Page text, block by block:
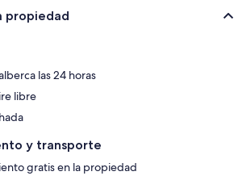
propiedad
las 24 horas
libre
y transporte
gratis en la propiedad